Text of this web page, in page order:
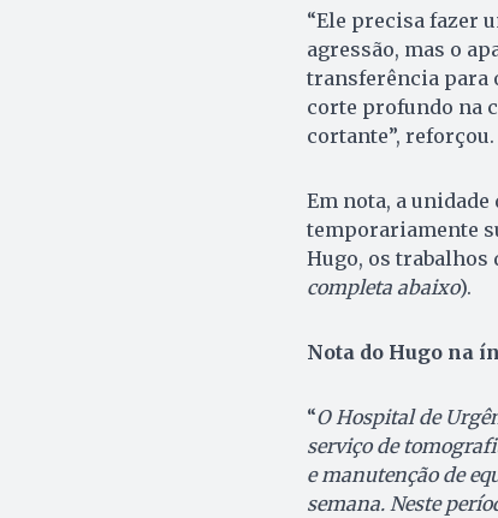
“Ele precisa fazer
agressão, mas o
transferência para
corte profundo na
cortante”, reforçou.
Em nota, a
temporariamente
Hugo, os trabalhos
completa abaixo).
Nota do Hugo na
“O Hospital de
serviço de
e manutenção de
semana. Neste